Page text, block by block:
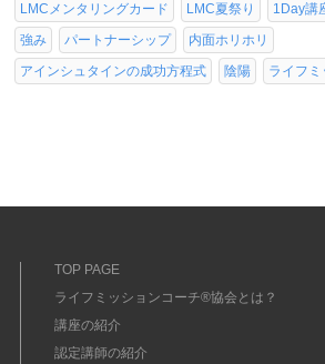
LMCメンタリングカード LMC夏祭り 1Day講
強み
パートナーシップ
内面ホリホリ
アインシュタインの成功方程式
陰陽 ライフミ
TOP PAGE
ライフミッションコーチ®協会とは？
講座の紹介
認定講師の紹介